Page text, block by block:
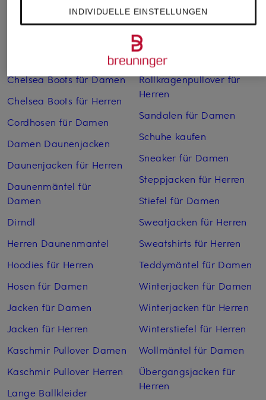
Bikinis Damen
Cargohosen für Herren
Chelsea Boots für Damen
Chelsea Boots für Herren
Cordhosen für Damen
Damen Daunenjacken
Daunenjacken für Herren
Daunenmäntel für
Damen
Dirndl
Herren Daunenmantel
Hoodies für Herren
Hosen für Damen
Jacken für Damen
Jacken für Herren
Kaschmir Pullover Damen
Kaschmir Pullover Herren
Lange Ballkleider
Mäntel für Herren
Pullover für Damen
Pullover für Herren
Rollkragenpullover für
Herren
Sandalen für Damen
Schuhe kaufen
Sneaker für Damen
Steppjacken für Herren
Stiefel für Damen
Sweatjacken für Herren
Sweatshirts für Herren
Teddymäntel für Damen
Winterjacken für Damen
Winterjacken für Herren
Winterstiefel für Herren
Wollmäntel für Damen
Übergangsjacken für
Herren
INDIVIDUELLE EINSTELLUNGEN